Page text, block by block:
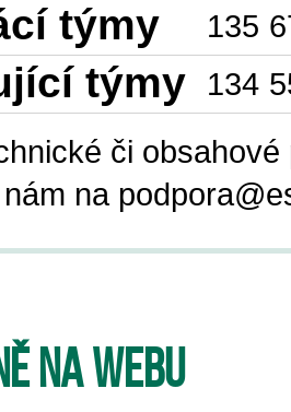
týmy 135
týmy 134
či
na podpora
NA WEBU